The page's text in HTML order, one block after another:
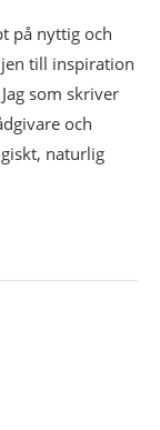
på nyttig och
till inspiration
som skriver
och
naturlig